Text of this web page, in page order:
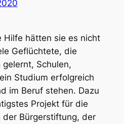
Hilfe hätten sie es nicht
Geflüchtete, die
Schulen,
Studium erfolgreich
im Beruf stehen. Dazu
Projekt für die
der Bürgerstiftung, der